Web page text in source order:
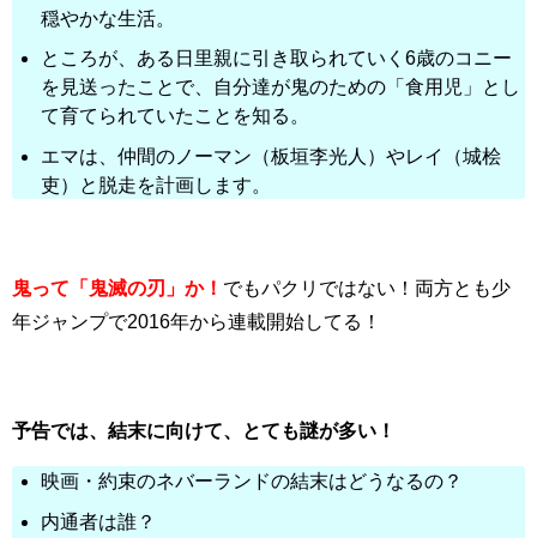
穏やかな生活。
ところが、ある日里親に引き取られていく6歳のコニー
を見送ったことで、自分達が鬼のための「食用児」とし
て育てられていたことを知る。
エマは、仲間のノーマン（板垣李光人）やレイ（城桧
吏）と脱走を計画します。
鬼って「鬼滅の刃」か！ でもパクリではない！両方とも少
年ジャンプで2016年から連載開始してる！
予告では、結末に向けて、とても謎が多い！
映画・約束のネバーランドの結末はどうなるの？
内通者は誰？